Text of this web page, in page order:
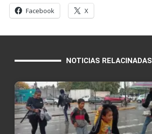
Facebook X
NOTICIAS RELACINADAS